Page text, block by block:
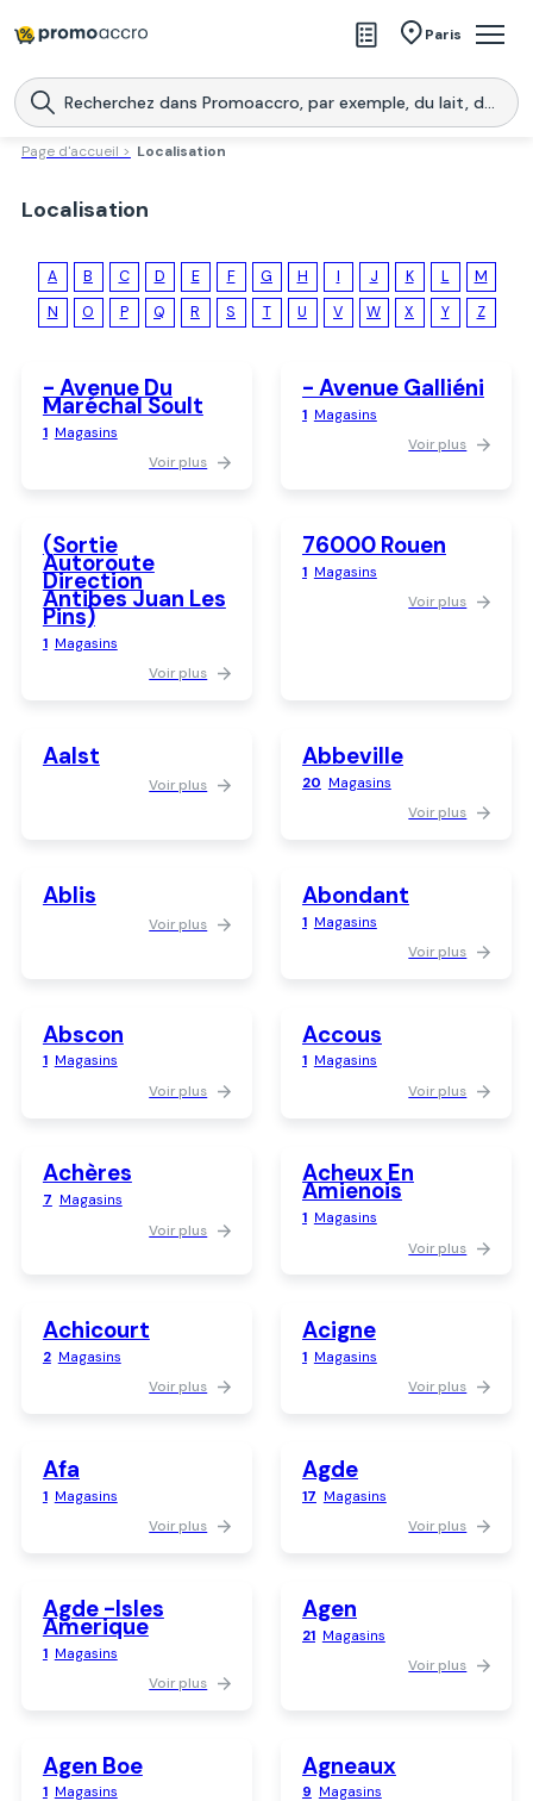
Paris
Magasins
Produits
Promoaccro
Page d'accueil > Localisation
Localisation
A B C D E F G H I J K L
M
N
O P Q R S T U V W X Y Z
- Avenue Du
Maréchal Soult
1 Magasins
Voir plus
- Avenue Galliéni
1 Magasins
Voir plus
(sortie
Autoroute
Direction
Antibes Juan Les
Pins)
1 Magasins
Voir plus
76000 Rouen
1 Magasins
Voir plus
Aalst
Voir plus
Abbeville
20 Magasins
Voir plus
Ablis
Voir plus
Abondant
1 Magasins
Voir plus
Abscon
1 Magasins
Voir plus
Accous
1 Magasins
Voir plus
Achères
7 Magasins
Voir plus
Acheux En
Amienois
1 Magasins
Voir plus
Achicourt
2 Magasins
Voir plus
Acigne
1 Magasins
Voir plus
Afa
1 Magasins
Voir plus
Agde
17 Magasins
Voir plus
Agde -isles
Amerique
1 Magasins
Voir plus
Agen
21 Magasins
Voir plus
Agen Boe
1 Magasins
Agneaux
9 Magasins